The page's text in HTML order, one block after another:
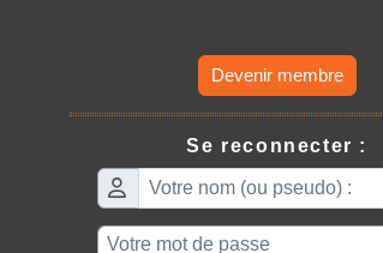
Devenir membre
Se reconnecter :